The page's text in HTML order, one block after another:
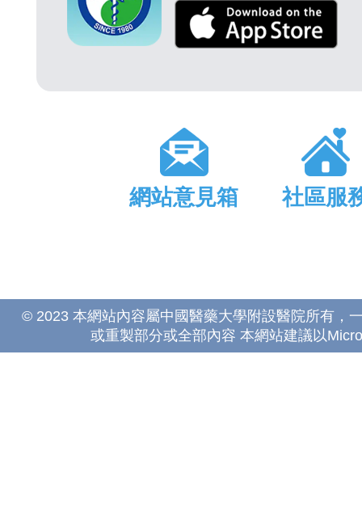
網站意見箱 社區服
© 2023 本網站內容屬中國醫藥大學附設醫院所有，
或重製部分或全部內容 本網站建議以